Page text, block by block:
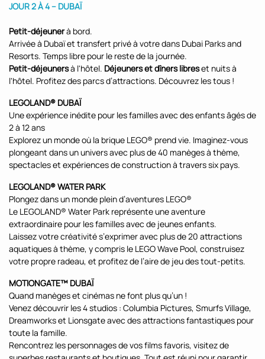
JOUR 2 À 4 – DUBAÏ
Petit-déjeunerà bord.
Arrivée à Dubaï et transfert privé à votre dans Dubai Parks and
Resorts. Temps libre pour le reste de la journée.
Petit-déjeunersà l'hôtel. Déjeuners et dîners libreset nuits à
l'hôtel. Profitez des parcs d’attractions. Découvrez les tous !
LEGOLAND® DUBAÏ
Une expérience inédite pour les familles avec des enfants âgés de
2 à 12 ans
Explorez un monde où la brique LEGO® prend vie. Imaginez-vous
plongeant dans un univers avec plus de 40 manèges à thème,
spectacles et expériences de construction à travers six pays.
LEGOLAND® WATER PARK
Plongez dans un monde plein d’aventures LEGO®
Le LEGOLAND® Water Park représente une aventure
extraordinaire pour les familles avec de jeunes enfants.
Laissez votre créativité s’exprimer avec plus de 20 attractions
aquatiques à thème, y compris le LEGO Wave Pool, construisez
votre propre radeau, et profitez de l’aire de jeu des tout-petits.
MOTIONGATE™ DUBAÏ
Quand manèges et cinémas ne font plus qu’un !
Venez découvrir les 4 studios : Columbia Pictures, Smurfs Village,
Dreamworks et Lionsgate avec des attractions fantastiques pour
toute la famille.
Rencontrez les personnages de vos films favoris, visitez de